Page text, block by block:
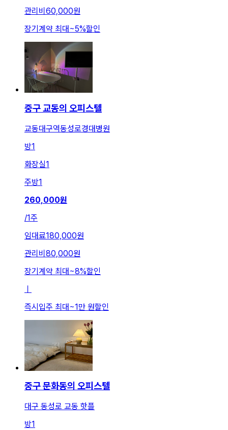
관리비 60,000원
장기계약 최대 ~5%할인
중구 교동의 오피스텔
교동대구역동성로경대병원
방1
화장실1
주방1
260,000원
/1주
임대료180,000원
관리비 80,000원
장기계약 최대~8%할인
ㅣ
즉시입주 최대~1만 원할인
중구 문화동의 오피스텔
대구 동성로 교동 핫플
방1